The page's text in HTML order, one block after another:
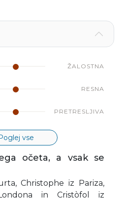
ŽALOSTNA
RESNA
PRETRESLJIVA
Poglej vse
očeta, a vsak se
Christophe iz Pariza,
in Cristòfol iz